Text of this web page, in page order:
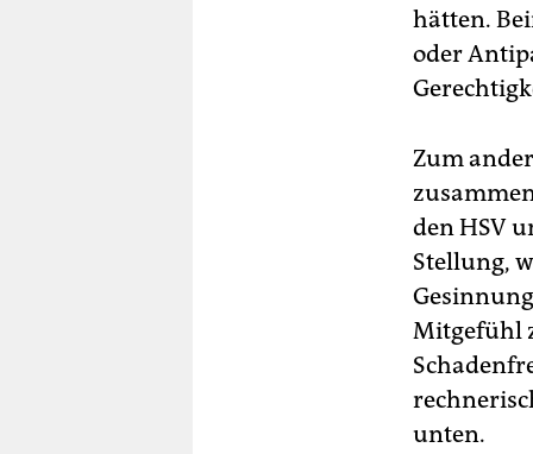
hätten.
oder
Zum
den HSV
Stellung,
Mitgefühl
unten.